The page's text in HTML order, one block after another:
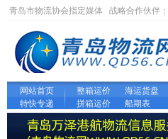
青岛市物流协会指定媒体 战略合作伙伴：
网站首页 整箱运价 海运货盘
特快专递
拼箱运价 船期表